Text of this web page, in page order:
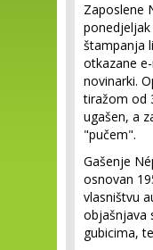
Zaposlene
štampanja
otkazane
novinarki.
tiražom od
ugašen, a
"pučem".
Gašenje
osnovan
vlasništvu
objašnjava
gubicima,